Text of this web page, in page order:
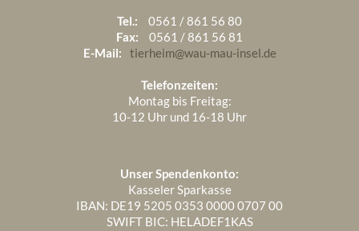
Tel.:
0561 / 861 56 80
Fax:
0561 / 861 56 81
E-Mail:
tierheim@wau-mau-insel.de
Telefonzeiten:
Montag bis Freitag:
10-12 Uhr und 16-18 Uhr
Unser Spendenkonto:
Kasseler Sparkasse
IBAN: DE19 5205 0353 0000 0707 00
SWIFT BIC: HELADEF1KAS